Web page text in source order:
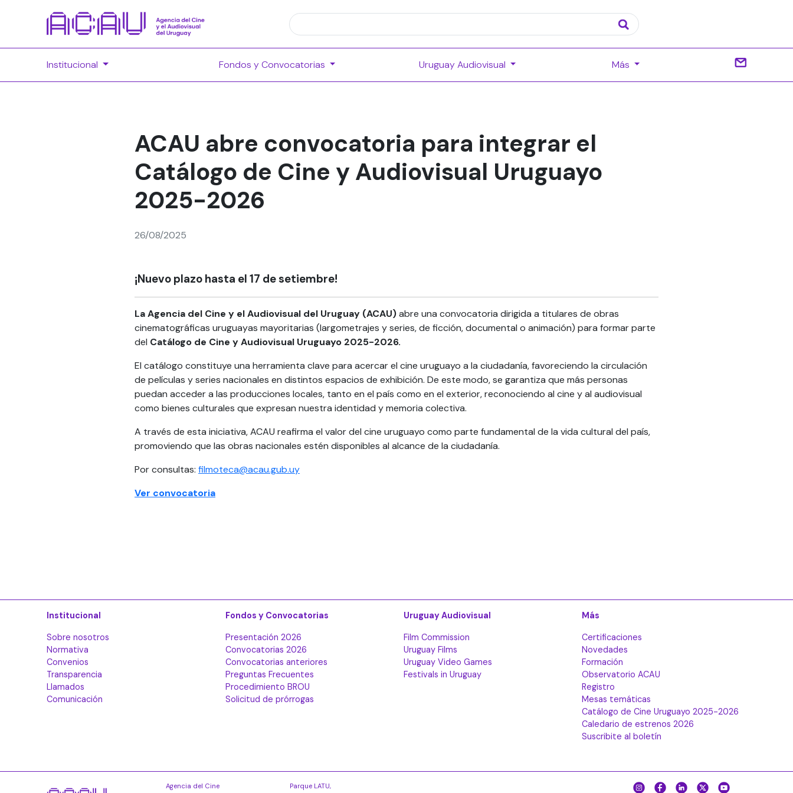
Institucional Fondos y Convocatorias Uruguay Audiovisual Más
ACAU abre convocatoria para integrar el
Catálogo de Cine y Audiovisual Uruguayo
2025-2026
26/08/2025
¡Nuevo plazo hasta el 17 de setiembre!
La Agencia del Cine y el Audiovisual del Uruguay (ACAU)abre una convocatoria dirigida a titulares de obras
cinematográficas uruguayas mayoritarias (largometrajes y series, de ficción, documental o animación) para formar parte
del Catálogo de Cine y Audiovisual Uruguayo 2025-2026.
El catálogo constituye una herramienta clave para acercar el cine uruguayo a la ciudadanía, favoreciendo la circulación
de películas y series nacionales en distintos espacios de exhibición. De este modo, se garantiza que más personas
puedan acceder a las producciones locales, tanto en el país como en el exterior, reconociendo al cine y al audiovisual
como bienes culturales que expresan nuestra identidad y memoria colectiva.
A través de esta iniciativa, ACAU reafirma el valor del cine uruguayo como parte fundamental de la vida cultural del país,
promoviendo que las obras nacionales estén disponibles al alcance de la ciudadanía.
Por consultas: filmoteca@acau.gub.uy
Ver convocatoria
Institucional
Sobre nosotros
Normativa
Convenios
Transparencia
Llamados
Comunicación
Fondos y Convocatorias
Presentación 2026
Convocatorias 2026
Convocatorias anteriores
Preguntas Frecuentes
Procedimiento BROU
Solicitud de prórrogas
Uruguay Audiovisual
Film Commission
Uruguay Films
Uruguay Video Games
Festivals in Uruguay
Más
Certificaciones
Novedades
Formación
Observatorio ACAU
Registro
Mesas temáticas
Catálogo de Cine Uruguayo 2025-2026
Caledario de estrenos 2026
Suscribite al boletín
Agencia del Cine
Parque LATU,